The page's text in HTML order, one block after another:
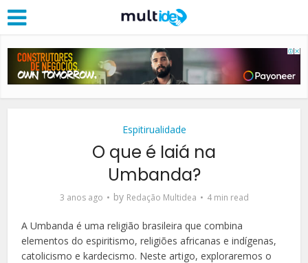
Espitirualidade
O que é Iaiá na
Umbanda?
3 anos ago by Redação Multidea 4 min read
A Umbanda é uma religião brasileira que combina
elementos do espiritismo, religiões africanas e indígenas,
catolicismo e kardecismo. Neste artigo, exploraremos o